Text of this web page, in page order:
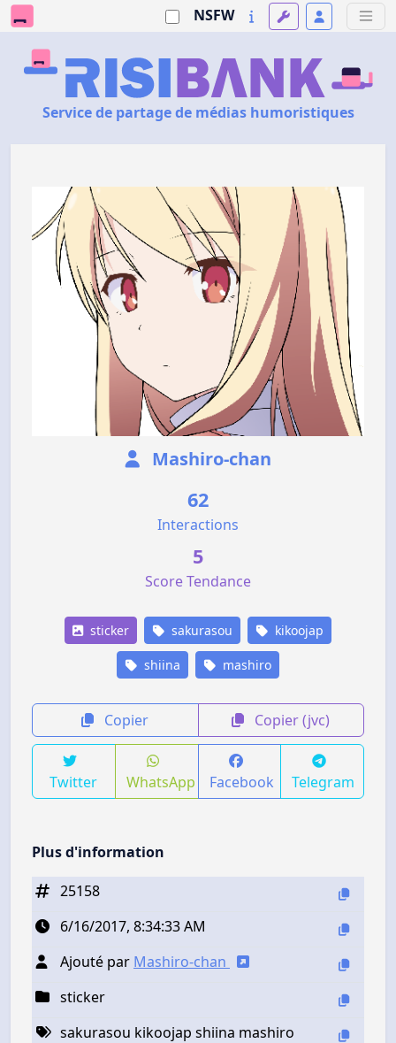
NSFW
Service de partage de médias humoristiques
Mashiro-chan
62
Interactions
5
Score Tendance
sticker sakurasou kikoojap
shiina mashiro
Copier Copier (jvc)
Twitter WhatsApp Facebook Telegram
Plus d'information
25158
6/16/2017, 8:34:33 AM
Ajouté par Mashiro-chan
sticker
sakurasou kikoojap shiina mashiro